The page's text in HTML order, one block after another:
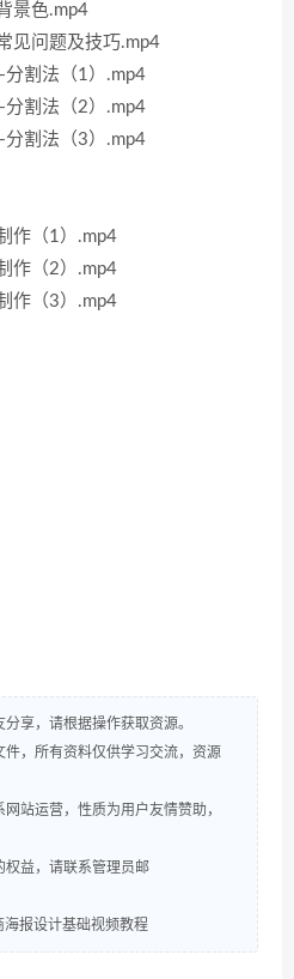
景色.mp4
见问题及技巧.mp4
割法（1）.mp4
割法（2）.mp4
割法（3）.mp4
作（1）.mp4
作（2）.mp4
作（3）.mp4
享，请根据操作获取资源。
，所有资料仅供学习交流，资源
站运营，性质为用户友情赞助，
权益，请联系管理员邮
海报设计基础视频教程